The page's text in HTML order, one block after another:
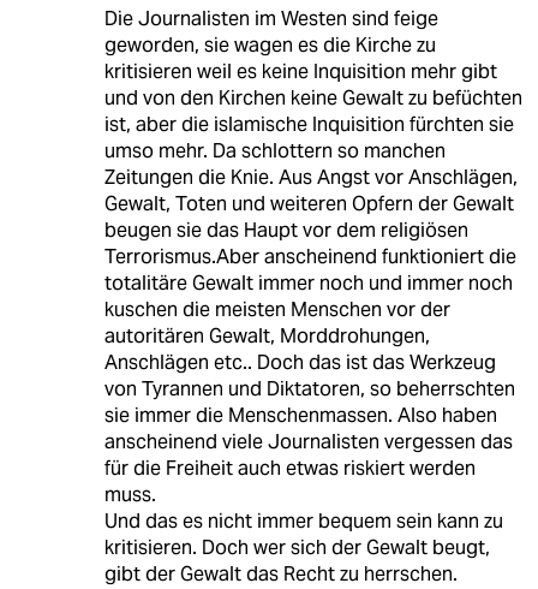
Die Journalisten im Westen sind feige
geworden, sie wagen es die Kirche zu
kritisieren weil es keine Inquisition mehr gibt
und von den Kirchen keine Gewalt zu befüchten
ist, aber die islamische Inquisition fürchten sie
umso mehr. Da schlottern so manchen
Zeitungen die Knie. Aus Angst vor Anschlägen,
Gewalt, Toten und weiteren Opfern der Gewalt
beugen sie das Haupt vor dem religiösen
Terrorismus.Aber anscheinend funktioniert die
totalitäre Gewalt immer noch und immer noch
kuschen die meisten Menschen vor der
autoritären Gewalt, Morddrohungen,
Anschlägen etc.. Doch das ist das Werkzeug
von Tyrannen und Diktatoren, so beherrschten
sie immer die Menschenmassen. Also haben
anscheinend viele Journalisten vergessen das
für die Freiheit auch etwas riskiert werden
muss.
Und das es nicht immer bequem sein kann zu
kritisieren. Doch wer sich der Gewalt beugt,
gibt der Gewalt das Recht zu herrschen.